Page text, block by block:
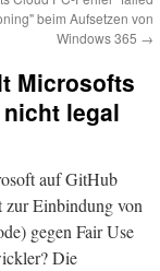
beim Aufsetzen von
Windows 365 →
Microsofts
legal
auf GitHub
Einbindung von
gegen Fair Use
Die